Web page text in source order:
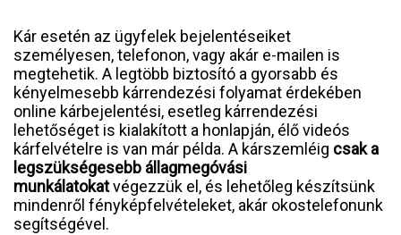
Kár esetén az ügyfelek bejelentéseiket
személyesen, telefonon, vagy akár e-mailen is
megtehetik. A legtöbb biztosító a gyorsabb és
kényelmesebb kárrendezési folyamat érdekében
online kárbejelentési, esetleg kárrendezési
lehetőséget is kialakított a honlapján, élő videós
kárfelvételre is van már példa. A kárszemléig csak a
legszükségesebb állagmegóvási
munkálatokatvégezzük el, és lehetőleg készítsünk
mindenről fényképfelvételeket, akár okostelefonunk
segítségével.